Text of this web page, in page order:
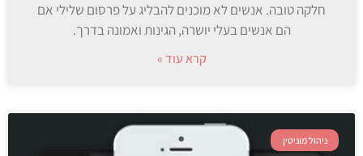
חלקה טובה. אנשים לא מוכנים להבליג על פרסום שלילי אם
הם אנשים בעלי יושרה, הגינות ואמונה בדרך.
קרא עוד »
ניהול מוניטין